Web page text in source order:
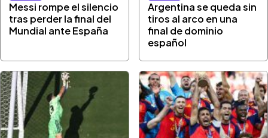
Messi rompe el silencio
tras perder la final del
Mundial ante España
Argentina se queda sin
tiros al arco en una
final de dominio
español